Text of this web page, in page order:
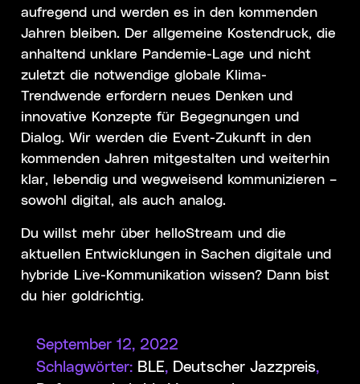
aufregend und werden es in den kommenden
Jahren bleiben. Der allgemeine Kostendruck, die
anhaltend unklare Pandemie-Lage und nicht
zuletzt die notwendige globale Klima-
Trendwende erfordern neues Denken und
innovative Konzepte für Begegnungen und
Dialog. Wir werden die Event-Zukunft in den
kommenden Jahren mitgestalten und weiterhin
klar, lebendig und wegweisend kommunizieren –
sowohl digital, als auch analog.
Du willst mehr über helloStream und die
aktuellen Entwicklungen in Sachen digitale und
hybride Live-Kommunikation wissen? Dann bist
du hier goldrichtig.
September 12, 2022
Schlagwörter: BLE, Deutscher Jazzpreis,